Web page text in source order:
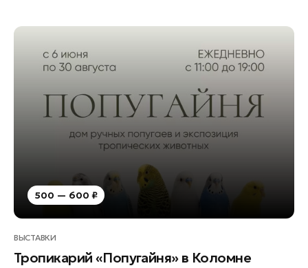
500 — 600 ₽
ВЫСТАВКИ
Тропикарий «Попугайня» в Коломне